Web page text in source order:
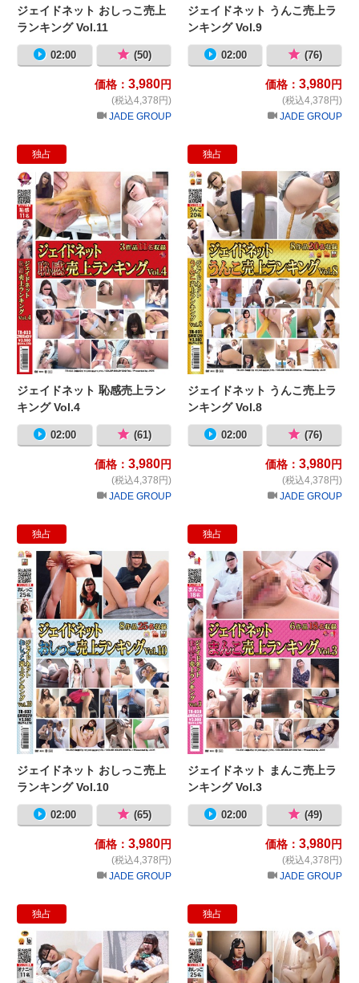
ジェイドネット おしっこ売上
ランキング Vol.11
02:00 (50)
価格： 3,980円
(税込4,378円)
JADE GROUP
ジェイドネット うんこ売上ラ
ンキング Vol.9
02:00 (76)
価格： 3,980円
(税込4,378円)
JADE GROUP
独占
ジェイドネット 恥感売上ランキング
ジェイドネット 恥感売上ラン
キング Vol.4
02:00 (61)
価格： 3,980円
(税込4,378円)
JADE GROUP
独占
ジェイドネット うんこ売上ラ
ンキング Vol.8
02:00 (76)
価格： 3,980円
(税込4,378円)
JADE GROUP
独占
ジェイドネット おしっこ売上ランキ
ジェイドネット おしっこ売上
ランキング Vol.10
02:00 (65)
価格： 3,980円
(税込4,378円)
JADE GROUP
独占
ジェイドネット まんこ売上ラ
ンキング Vol.3
02:00 (49)
価格： 3,980円
(税込4,378円)
JADE GROUP
独占
ジェイドネット オナニー売上ランキ
独占